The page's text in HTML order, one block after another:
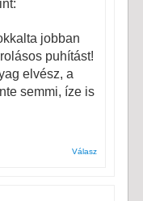
jobban
puhítást!
elvész, a
semmi, íze is
Válasz